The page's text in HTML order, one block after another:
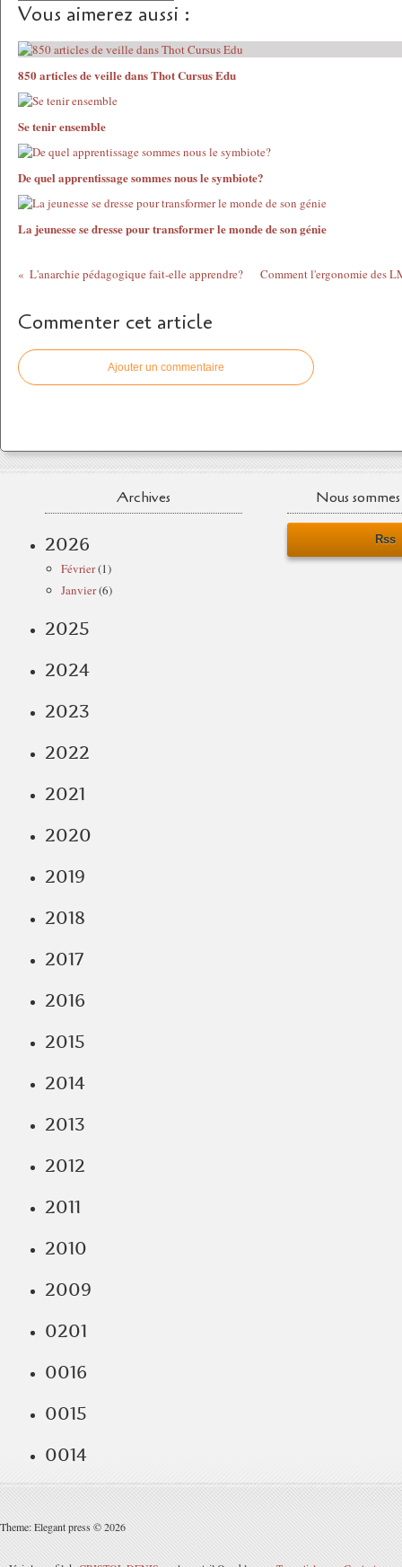
Vous aimerez aussi :
850 articles de veille dans Thot Cursus Edu
Se tenir ensemble
De quel apprentissage sommes nous le symbiote?
La jeunesse se dresse pour transformer le monde de son génie
L'anarchie pédagogique fait-elle apprendre? Comment l'ergonomie des
Commenter cet article
Ajouter un commentaire
Archives
2026
Février(1)
Janvier(6)
2025
2024
2023
2022
2021
2020
2019
2018
2017
2016
2015
2014
2013
2012
2011
2010
2009
0201
0016
0015
0014
Nous
Rss
Theme: Elegant press © 2026